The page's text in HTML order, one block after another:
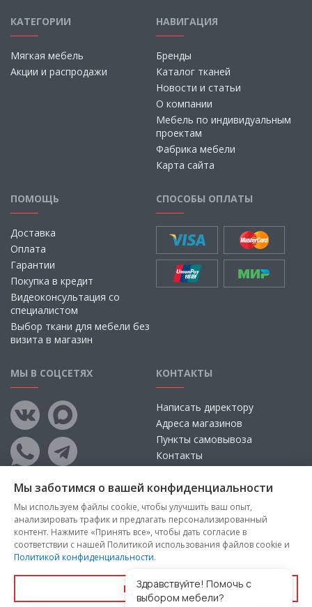
КАТЕГОРИИ
Мягкая мебель
Акции и распродажи
НАВИГАЦИЯ
Бренды
Каталог тканей
Новости и статьи
О компании
Мебель по индивидуальным
проектам
Фабрика мебели
Карта сайта
ПОМОЩЬ
Доставка
Оплата
Гарантии
Покупка в кредит
Видеоконсультация со
специалистом
Выбор ткани для мебели без
визита в магазин
СПОСОБЫ ОПЛАТЫ
МЫ В СОЦСЕТЯХ КОНТАКТЫ
Написать директору
Адреса магазинов
Пункты самовывоза
Контакты
Copyright © 2026, ООО «100 Диванов» — Все права защищены
Администрация Сайта не несет ответственности за
размещаемые Пользователями материалы, их содержание,
качество.
Мы заботимся о вашей конфиденциальности
Мы используем файлы cookie, чтобы улучшить ваш опыт,
анализировать трафик и предлагать персонализированный
контент. Нажмите «Принять все», чтобы дать согласие в
соответствии с нашей Политикой использования файлов cookie и
Политикой конфиденциальности.
Принять все
Здравствуйте! Помочь с
выбором мебели?